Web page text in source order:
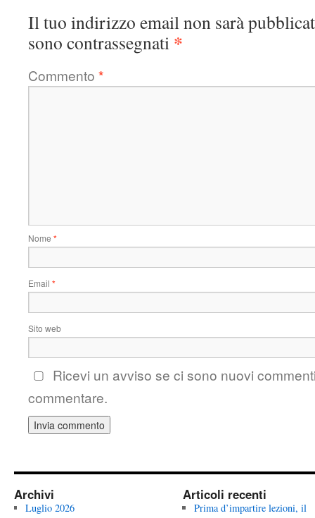
Il tuo indirizzo email non sarà
sono contrassegnati *
Commento *
Nome *
Email *
Sito web
Ricevi un avviso se ci sono nuovi
commentare.
Archivi
Luglio 2026
Articoli recenti
Prima d’impartire lezioni, il